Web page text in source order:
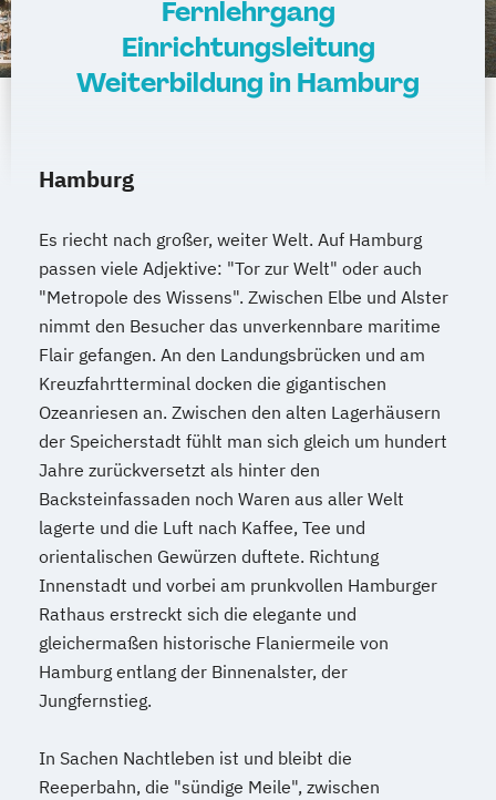
Fernlehrgang
Einrichtungsleitung
Weiterbildung in Hamburg
Hamburg
Es riecht nach großer, weiter Welt. Auf Hamburg
passen viele Adjektive: "Tor zur Welt" oder auch
"Metropole des Wissens". Zwischen Elbe und Alster
nimmt den Besucher das unverkennbare maritime
Flair gefangen. An den Landungsbrücken und am
Kreuzfahrtterminal docken die gigantischen
Ozeanriesen an. Zwischen den alten Lagerhäusern
der Speicherstadt fühlt man sich gleich um hundert
Jahre zurückversetzt als hinter den
Backsteinfassaden noch Waren aus aller Welt
lagerte und die Luft nach Kaffee, Tee und
orientalischen Gewürzen duftete. Richtung
Innenstadt und vorbei am prunkvollen Hamburger
Rathaus erstreckt sich die elegante und
gleichermaßen historische Flaniermeile von
Hamburg entlang der Binnenalster, der
Jungfernstieg.
In Sachen Nachtleben ist und bleibt die
Reeperbahn, die "sündige Meile", zwischen